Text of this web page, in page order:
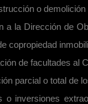
o demolición
a la Dirección de
copropiedad
de facultades al
parcial o total de
o inversiones